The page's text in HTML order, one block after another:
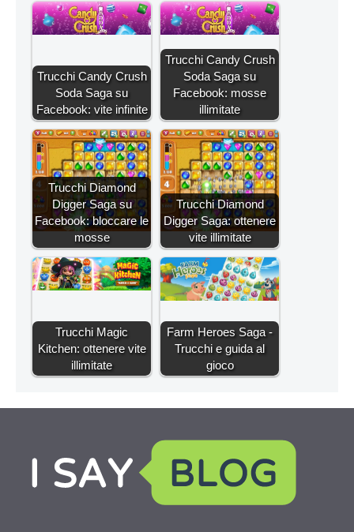
Trucchi Candy Crush
Soda Saga su
Facebook: vite infinite
Trucchi Candy Crush
Soda Saga su
Facebook: mosse
illimitate
Trucchi Diamond
Digger Saga su
Facebook: bloccare le
mosse
Trucchi Diamond
Digger Saga: ottenere
vite illimitate
Trucchi Magic
Kitchen: ottenere vite
illimitate
Farm Heroes Saga -
Trucchi e guida al
gioco